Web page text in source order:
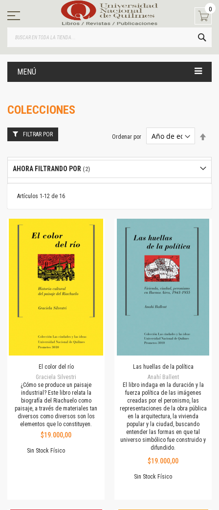
contenido
0
MENÚ
COLECCIONES
Artículos 1-12 de 16
Ordenar por
El color del río
Graciela Silvestri
¿Cómo se produce un paisaje
industrial? Este libro relata la
biografía del Riachuelo como
paisaje, a través de materiales tan
diversos como diversos son los
elementos que lo constituyen.
$19.000,00
Sin Stock Físico
Las huellas de la política
Anahí Ballent
El libro indaga en la duración y la
fuerza política de las imágenes
creadas por el peronismo, las
representaciones de la obra pública
en la arquitectura, la vivienda
popular y la ciudad, buscando
entender las formas en que tal
universo simbólico fue construido y
difundido.
$19.000,00
Sin Stock Físico
FILTRAR POR
AHORA FILTRANDO POR